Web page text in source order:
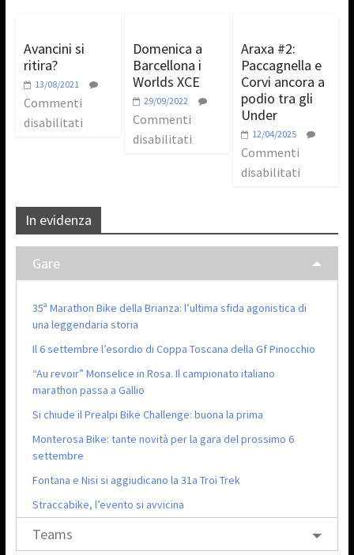
Avancini si
ritira?
13/08/2021
Commenti
disabilitati
Domenica a
Barcellona i
Worlds XCE
29/09/2022
Commenti
disabilitati
Araxa #2:
Paccagnella e
Corvi ancora a
podio tra gli
Under
12/04/2025
Commenti
disabilitati
In evidenza
Gare
35ª Marathon Bike della Brianza: l’ultima sfida agonistica di
una leggendaria storia
Il 6 settembre l’esordio di Coppa Toscana della Gf Pinocchio
“Au revoir” Monselice in Rosa. Il campionato italiano
marathon passa a Gallio
Si chiude il Prealpi Bike Challenge: buona la prima
Monterosa Bike: tante novità per la gara del prossimo 6
settembre
Fontana e Nisi si aggiudicano la 31a Troi Trek
Straccabike, l’evento si avvicina
Teams